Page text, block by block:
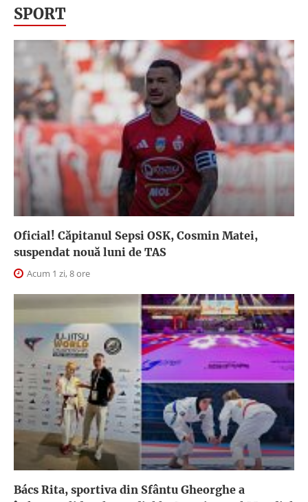
SPORT
Oficial! Căpitanul Sepsi OSK, Cosmin Matei,
suspendat nouă luni de TAS
Acum 1 zi, 8 ore
Bács Rita, sportiva din Sfântu Gheorghe a